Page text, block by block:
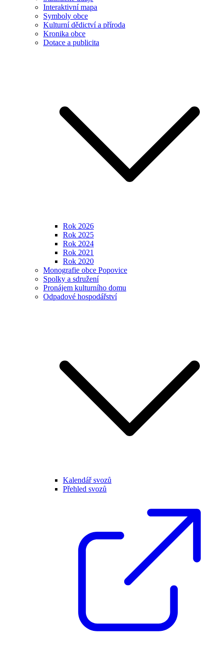
Interaktivní mapa
Symboly obce
Kulturní dědictví a příroda
Kronika obce
Dotace a publicita
Rok 2026
Rok 2025
Rok 2024
Rok 2021
Rok 2020
Monografie obce Popovice
Spolky a sdružení
Pronájem kulturního domu
Odpadové hospodářství
Kalendář svozů
Přehled svozů